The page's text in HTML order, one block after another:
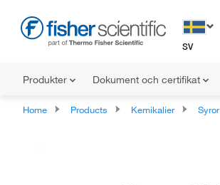
SV
Produkter Dokument och certifikat
Home Products Kemikalier Syror